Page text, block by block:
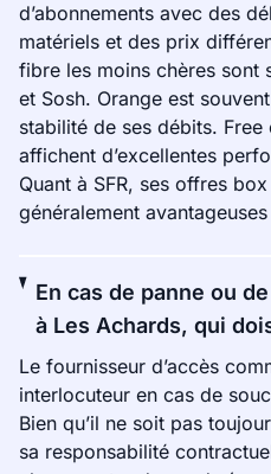
d’abonnements avec des
matériels et des prix
fibre les moins chères sont
et Sosh. Orange est
stabilité de ses débits. Free
affichent d’excellentes
Quant à SFR, ses offres
généralement
En cas de panne ou
à Les Achards, qui
Le fournisseur d’accès
interlocuteur en cas de
Bien qu’il ne soit pas
sa responsabilité